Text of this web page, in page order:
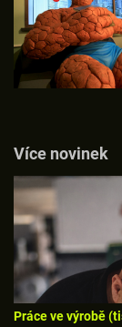
Více novinek
Práce ve výrobě